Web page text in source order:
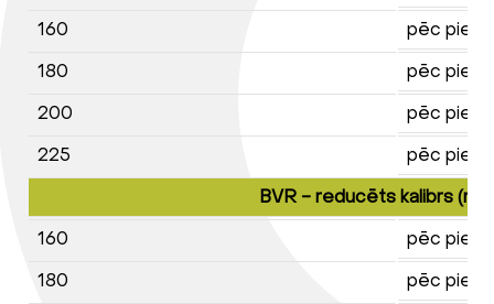
160
pēc
180
pēc
200
pēc
225
pēc
BVR - reducēts kalibrs
160
pēc
180
pēc